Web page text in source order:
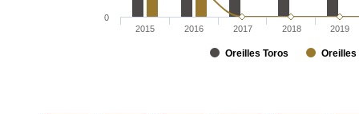
Oreilles Toros Oreilles
2015 2016 2017 2018 2019
0